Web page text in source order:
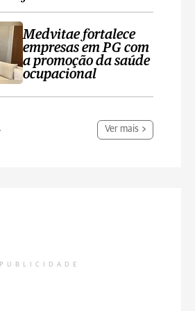
Medvitae fortalece
empresas em PG com
a promoção da saúde
ocupacional
Ver mais
PUBLICIDADE